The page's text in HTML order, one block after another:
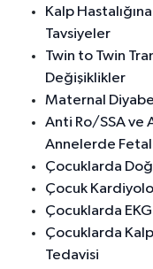
Kalp
Tavsiyeler
Twin to Twin
Değişiklikler
Maternal
Anti Ro/SSA ve
Annelerde Fetal
Çocuklarda
Çocuk
Çocuklarda
Çocuklarda Kalp
Tedavisi